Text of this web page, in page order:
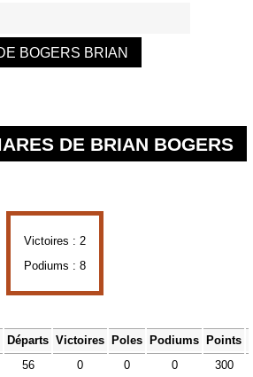
BOGERS BRIAN
DE BRIAN BOGERS
Victoires : 2
Podiums : 8
Départs Victoires Poles Podiums Points
56 0 0 0
300